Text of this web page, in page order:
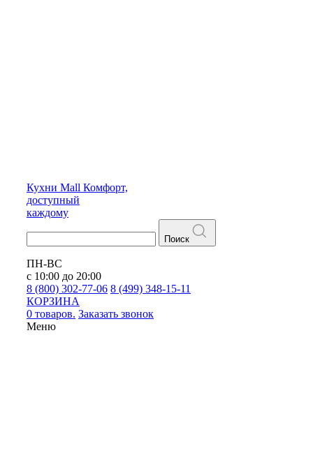
Кухни Mall Комфорт,
доступный
каждому
Поиск
ПН-ВС
с 10:00 до 20:00
8 (800) 302-77-06 8 (499) 348-15-11
КОРЗИНА
0 товаров. Заказать звонок
Меню